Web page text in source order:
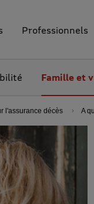
Professionnels
Famille et
l'assurance décès A